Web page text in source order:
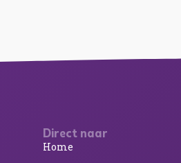
Direct naar
Home